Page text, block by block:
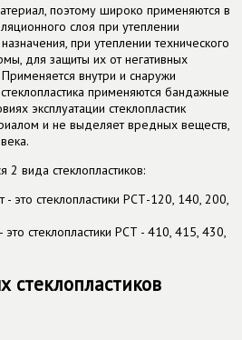
поэтому широко применяются в
слоя при утеплении
при утеплении технического
для защиты их от негативных
внутри и снаружи
применяются бандажные
эксплуатации стеклопластик
и не выделяет вредных веществ,
2 вида стеклопластиков:
- это стеклопластики РСТ-120, 140, 200,
стеклопластики РСТ - 410, 415, 430,
стеклопластиков